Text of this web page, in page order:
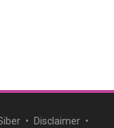
Disclaimer